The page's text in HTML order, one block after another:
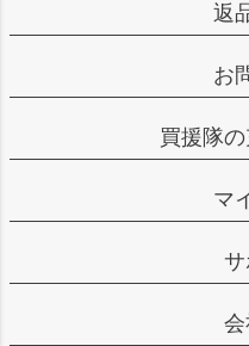
返
お
買援隊
マ
サ